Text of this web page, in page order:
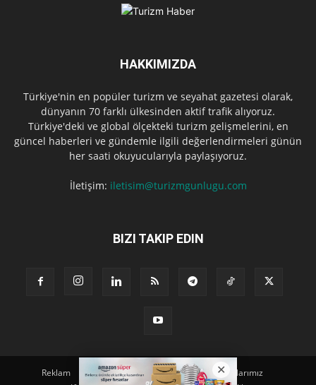
HAKKIMIZDA
Türkiye'nin en popüler turizm ve seyahat gazetesi olarak,
dünyanın 70 farklı ülkesinden aktif trafik alıyoruz.
Türkiye'deki ve global ölçekteki turizm gelişmelerini, en
güncel haberleri ve gündemle ilgili değerlendirmeleri günün
her saati okuyucularıyla paylaşıyoruz.
İletişim: iletisim@turizmgunlugu.com
BIZI TAKIP EDIN
Reklam Künye Hakkımızda Iletişim
Yazarlarımız